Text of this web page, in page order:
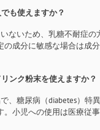
も使えますか？
ないため、乳糖不耐症の
の成分に敏感な場合は成
ンク粉末を使えますか？
、糖尿病（diabetes）特
。小児への使用は医療従